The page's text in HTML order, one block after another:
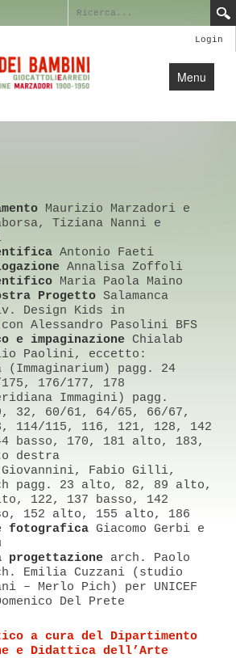
Login
Menu
Maurizio Marzadori e
Tiziana Nanni e
Antonio Faeti
Annalisa Zoffoli
Maria Paola Maino
Progetto Salamanca
Design Kids in
Alessandro Pasolini BFS
e impaginazione Chialab
Paolini, eccetto:
pagg. 24
176/177, 178
Immagini) pagg.
32, 60/61, 64/65, 66/67,
114/115, 116, 121, 128, 142
basso, 170, 181 alto, 183,
destra
Giovannini, Fabio Gilli,
pagg. 23 alto, 82, 89 alto,
122, 137 basso, 142
152 alto, 155 alto, 186
fotografica Giacomo Gerbi e
progettazione arch. Paolo
Emilia Cuzzani (studio
– Merlo Pich) per UNICEF
Del Prete
a cura del Dipartimento
e Didattica dell’Arte